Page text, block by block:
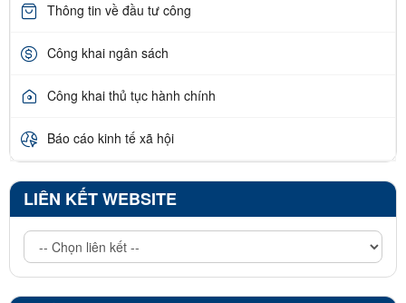
Thông tin về đầu tư công
Công khai ngân sách
Công khai thủ tục hành chính
Báo cáo kinh tế xã hội
LIÊN KẾT WEBSITE